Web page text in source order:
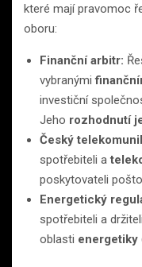
které mají pravomoc
oboru:
Finanční arbitr:
vybranými
investiční
Jeho rozhodnutí
Český
spotřebiteli a
poskytovateli
Energetický
spotřebiteli a
oblasti energetiky